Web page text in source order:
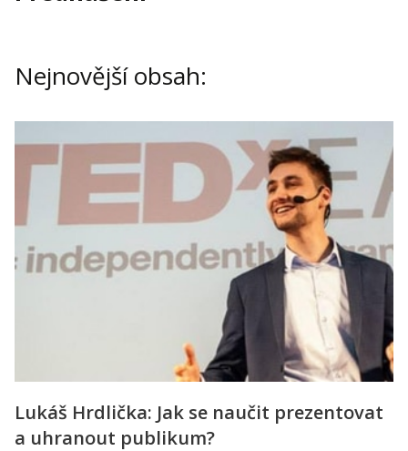
Solo
Inzerce
Přihlášení
Kontakt
Obchodní podmínky
Hledaná fráze Hledat
Nejnovější obsah:
Lukáš Hrdlička: Jak se naučit prezentovat
a uhranout publikum?